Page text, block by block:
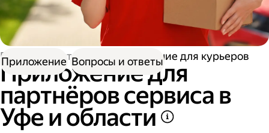
Работа в Доставке Приложение для курьеров
Приложение для
партнёров сервиса в
Уфе и области
Приложение Вопросы и ответы